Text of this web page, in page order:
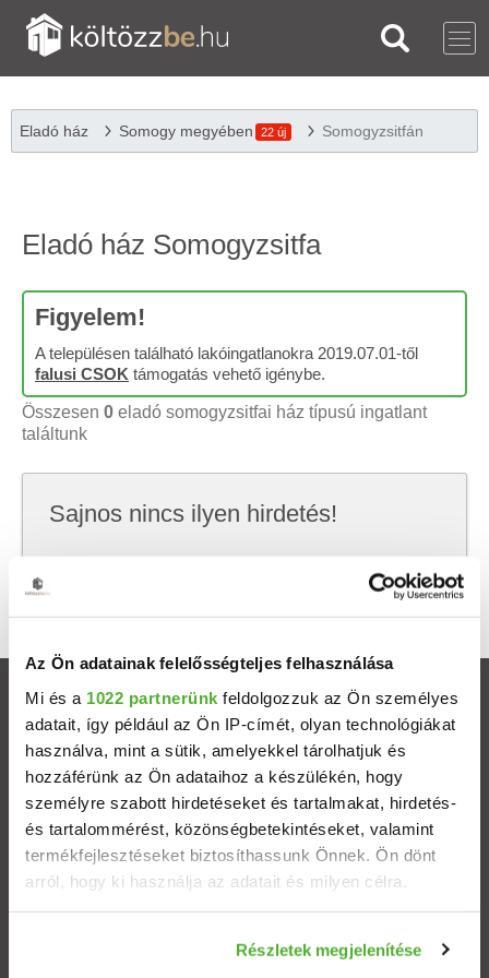
Az Ön adatainak felelősségteljes felhasználása
Mi és a 1022 partnerünk feldolgozzuk az Ön személyes
adatait, így például az Ön IP-címét, olyan technológiákat
használva, mint a sütik, amelyekkel tárolhatjuk és
hozzáférünk az Ön adataihoz a készülékén, hogy
személyre szabott hirdetéseket és tartalmakat, hirdetés-
és tartalommérést, közönségbetekintéseket, valamint
termékfejlesztéseket biztosíthassunk Önnek. Ön dönt
arról, hogy ki használja az adatait és milyen célra.
Információgyűjtés az Ön földrajzi elhelyezkedéséről
Részletek megjelenítése
Eladó ház Somogy megyében 22 új Somogyzsitfán
Eladó ház Somogyzsitfa
Figyelem!
A településen található lakóingatlanokra 2019.07.01-től
falusi CSOK támogatás vehető igénybe.
Összesen 0 eladó somogyzsitfai ház típusú ingatlant
találtunk
Sajnos nincs ilyen hirdetés!
keresni, hátha akkor megtalálod, amit keresel.
Ingatlanok
Eladó házak
Eladó lakások
Települések